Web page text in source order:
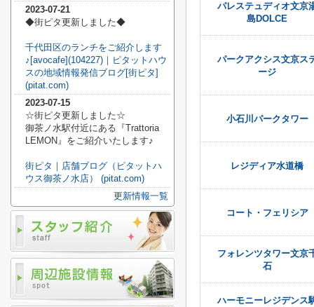
パレステュディオ文京
島DOLCE
パークアクシス文京ス
ージ
小石川パークタワー
レジディア水道橋
コート・フェリシア
フォレンツタワー文京
石
ハーモニーレジデンス
2023-07-21
◆街ピタ更新しました◆
千代田区のランチをご紹介します
♪[avocafe](104227)｜ピタットハウ
スの地域情報発信ブログ[街ピタ]
(pitat.com)
2023-07-15
☆街ピタ更新しました☆
御茶ノ水駅付近にある『Trattoria
LEMON』をご紹介いたします♪
街ピタ｜店舗ブログ（ピタットハ
ウス御茶ノ水店） (pitat.com)
更新情報一覧